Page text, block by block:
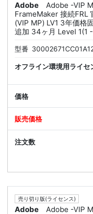
Adobe
Adobe -VIP
FrameMaker 接続FRL
(VIP MP) LV1 3年価格
追加 34ヶ月 Level 1(1
型番
オフライン環境用ライセ
売り切り版(ライセンス)
Adobe
Adobe -VIP